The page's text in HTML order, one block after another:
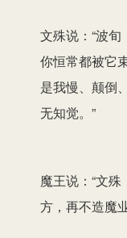
文殊说：“波
你恒常都被它
是我慢、颠倒
无知觉。”
魔王说：“文
方，再不造魔